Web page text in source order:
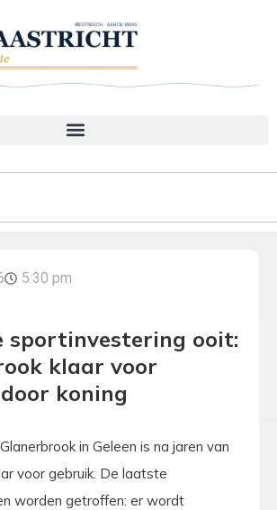
5:30 pm
sportinvestering ooit:
klaar voor
koning
in Geleen is na jaren van
voor gebruik. De laatste
worden getroffen: er wordt